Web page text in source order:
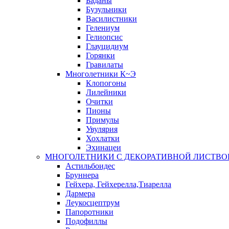
Бузульники
Василистники
Гелениум
Гелиопсис
Глауцидиум
Горянки
Гравилаты
Многолетники К~Э
Клопогоны
Лилейники
Очитки
Пионы
Примулы
Увулярия
Хохлатки
Эхинацеи
МНОГОЛЕТНИКИ С ДЕКОРАТИВНОЙ
Астильбоидес
Бруннера
Гейхера, Гейхерелла,Тиарелла
Дармера
Леукосцептрум
Папоротники
Подофиллы